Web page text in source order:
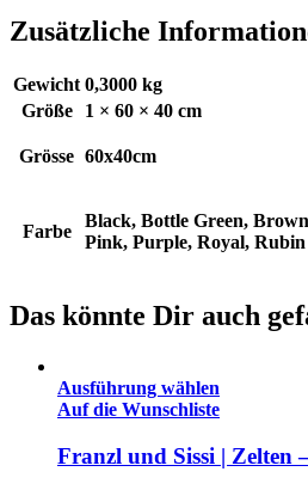
Zusätzliche
Gewicht 0,3000 kg
Größe
1 × 60 × 40 cm
Grösse 60x40cm
Farbe
Black, Bottle Green,
Pink, Purple, Royal,
Das könnte Dir auch
Ausführung wählen
Auf die Wunschliste
Franzl und Sissi | Zelten